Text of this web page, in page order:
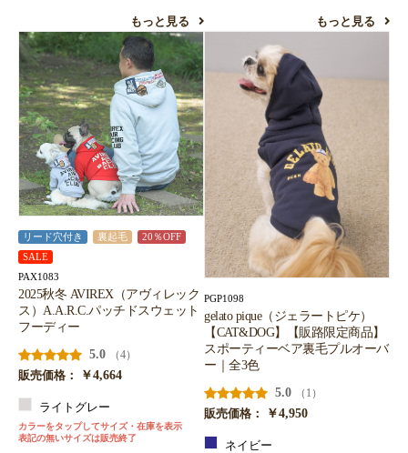
もっと見る もっと見る
リード穴付き 裏起毛
20％OFF
SALE
PAX1083
2025秋冬 AVIREX（アヴィレック
ス）A.A.R.C.パッチドスウェット
フーディー
5.0
（4）
販売価格：
￥4,664
ライトグレー
カラーをタップしてサイズ・在庫を表示
表記の無いサイズは販売終了
PGP1098
gelato pique（ジェラートピケ）
【CAT&DOG】【販路限定商品】
スポーティーベア裏毛プルオーバ
ー｜全3色
5.0
（1）
販売価格：
￥4,950
ネイビー